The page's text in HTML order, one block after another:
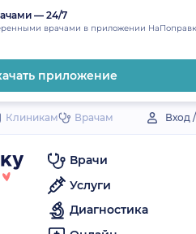
to
content
— 24/7
врачами в приложении
приложение
Клиникам Врачам Вход
Врачи
Услуги
Диагностика